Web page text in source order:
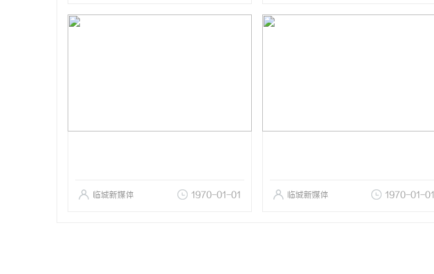
临城新媒体 1970-01-01 临城新媒体 1970-01-01